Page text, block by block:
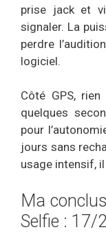
prise jack et
signaler. La
perdre
logiciel.
Côté GPS,
quelques
pour
jours sans
usage intensif,
Ma
Selfie : 17/